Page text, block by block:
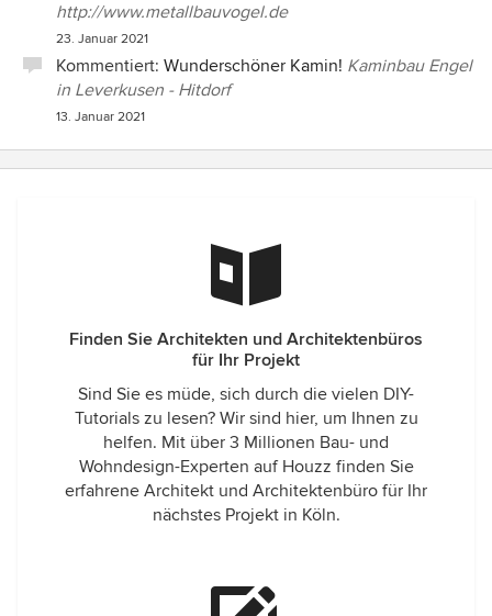
http://www.metallbauvogel.de
23. Januar 2021
Kommentiert: Wunderschöner Kamin! Kaminbau Engel
in Leverkusen - Hitdorf
13. Januar 2021
Finden Sie Architekten und Architektenbüros
für Ihr Projekt
Sind Sie es müde, sich durch die vielen DIY-
Tutorials zu lesen? Wir sind hier, um Ihnen zu
helfen. Mit über 3 Millionen Bau- und
Wohndesign-Experten auf Houzz finden Sie
erfahrene Architekt und Architektenbüro für Ihr
nächstes Projekt in Köln.